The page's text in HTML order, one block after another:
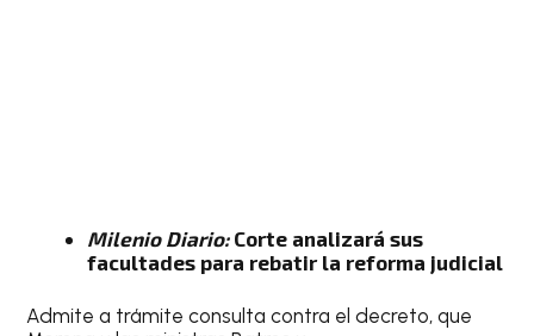
Milenio Diario:Corte analizará sus
facultades para rebatir la reforma judicial
Admite a trámite consulta contra el decreto, que